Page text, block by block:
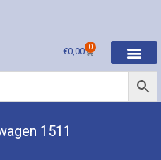
€0,00 0
1511